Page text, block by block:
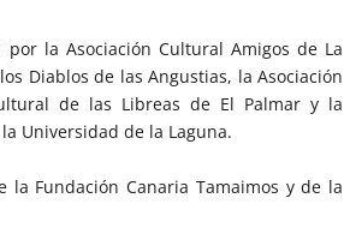
la Asociación Cultural Amigos de La
Diablos de las Angustias, la Asociación
de las Libreas de El Palmar y la
Universidad de la Laguna.
la Fundación Canaria Tamaimos y de la